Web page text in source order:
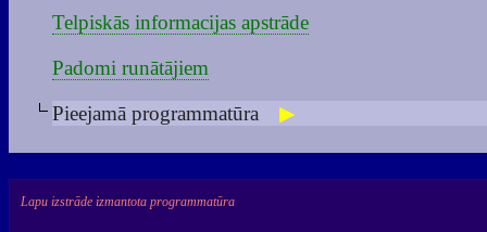
Telpiskās informacijas apstrāde
Padomi runātājiem
Pieejamā programmatūra
Lapu izstrāde izmantota programmatūra